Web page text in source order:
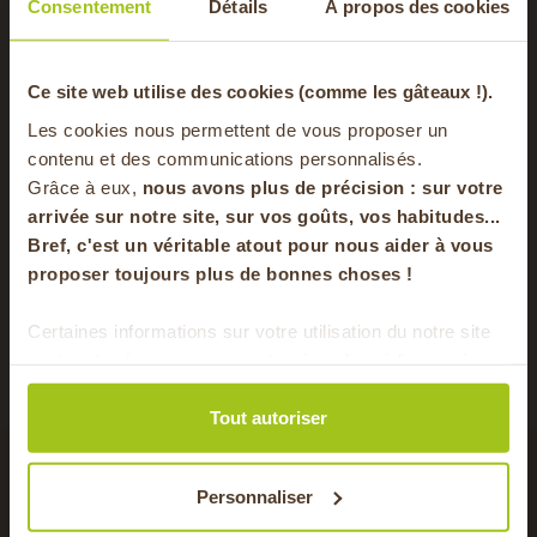
Consentement Détails À propos des cookies
Ce site web utilise des cookies (comme les gâteaux !).
Les cookies nous permettent de vous proposer un
contenu et des communications personnalisés.
Grâce à eux, nous avons plus de précision : sur votre
arrivée sur notre site, sur vos goûts, vos habitudes...
Bref, c'est un véritable atout pour nous aider à vous
proposer toujours plus de bonnes choses !
Certaines informations sur votre utilisation du notre site
de publicité et d'analyse. Ces données peuvent être
combinées avec d'autres informations que vous leur
avez fournies ou qu'ils ont collectées lors de votre
Tout autoriser
Personnaliser
Panier tout Fruits
15,60 €/ 2,5 à 4 kg
-20% offerts sur
votre panier
en vous inscrivant à notre newsletter
Pour faire le plein chaque semaine de bons
produits locaux & de saison !